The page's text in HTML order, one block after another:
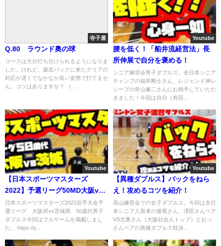
寺子屋
Q.80 ラウンド奥の球
コースは大分打ち分けられるようになりま
した。けれど、最近バックに来たクリアの
対応が遅くてなかなか良い姿勢で打てませ
ん。コツはありますか？ （...
Youtube
腰を低く！「船井流経営法」長
所伸展で自分を褒める！
シニア練習会男子ダブルス。全日本シニア
チャンプの福井剛士さん、レジェンド神レ
シーブの常山兼二さんにお相手していただ
きました！今回は自分（有田...
Youtube
【日本スポーツマスターズ
2022】予選リーグ50MD大阪vs
茨城
日本スポーツマスターズ2022岩手大会予
選リーグ 大阪府vs茨城県 50歳代男子
ダブルス今回はフルゲームを掲載しまし
た。 https://y...
Youtube
【異種ダブルス】バックをねら
え！攻めるコツを紹介！
高山練習会での女子ダブルス。今回は全日
本シニア入賞者の箸尾さん、澤田さんペア
VS北乘さん（大阪社会人トップ）とおっ
さんペアの異種ダブルス対決...